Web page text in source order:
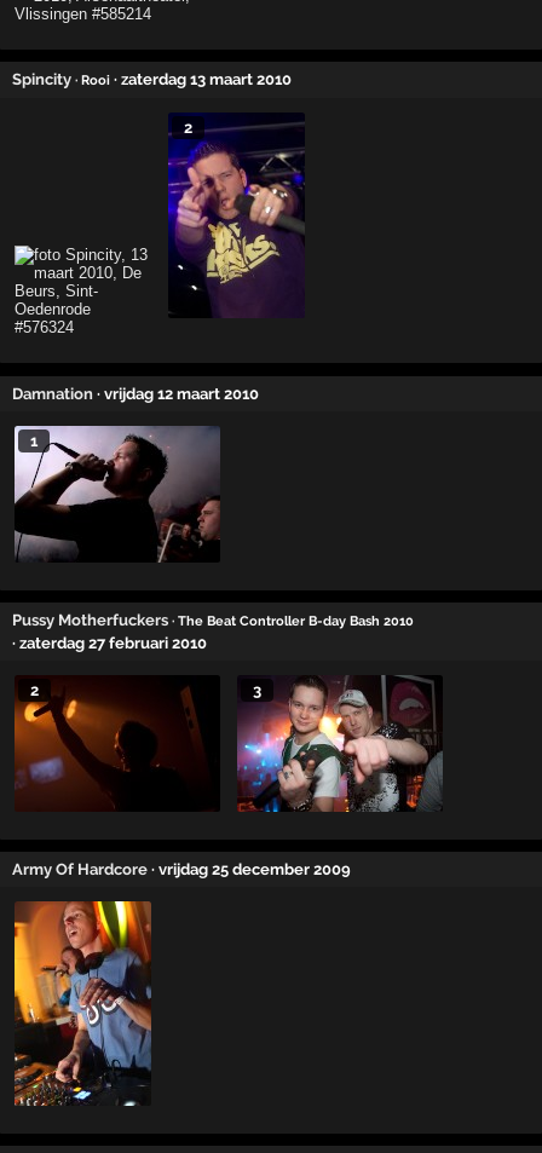
Spincity · Rooi · zaterdag 13 maart 2010
2
Damnation · vrijdag 12 maart 2010
1
Pussy Motherfuckers · The Beat Controller B-day Bash 2010
· zaterdag 27 februari 2010
2 3
Army Of Hardcore · vrijdag 25 december 2009